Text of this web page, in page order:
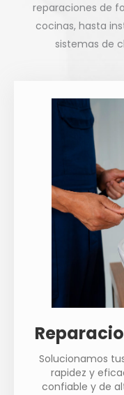
reparaciones de
cocinas, hasta
sistemas de
Solucionamos
rapidez y
confiable y de